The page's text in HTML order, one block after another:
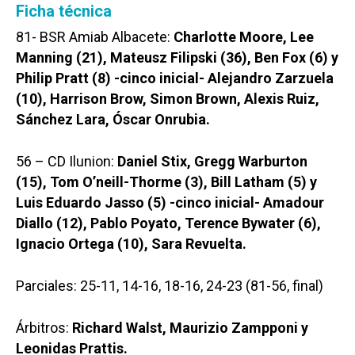
Ficha técnica
81- BSR Amiab Albacete: Charlotte Moore, Lee
Manning (21), Mateusz Filipski (36), Ben Fox (6) y
Philip Pratt (8) -cinco inicial- Alejandro Zarzuela
(10), Harrison Brow, Simon Brown, Alexis Ruiz,
Sánchez Lara, Óscar Onrubia.
56 – CD Ilunion: Daniel Stix, Gregg Warburton
(15), Tom O’neill-Thorme (3), Bill Latham (5) y
Luis Eduardo Jasso (5) -cinco inicial- Amadour
Diallo (12), Pablo Poyato, Terence Bywater (6),
Ignacio Ortega (10), Sara Revuelta.
Parciales: 25-11, 14-16, 18-16, 24-23 (81-56, final)
Árbitros: Richard Walst, Maurizio Zampponi y
Leonidas Prattis.